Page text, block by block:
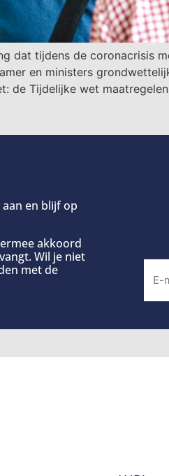
dat tijdens de coronacrisis
en ministers
de Tijdelijke wet
en blijf op
akkoord
Wil je niet
met de